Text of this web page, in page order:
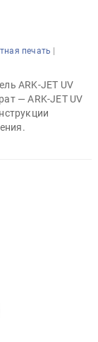
печать |
ARK-JET UV
— ARK-JET UV